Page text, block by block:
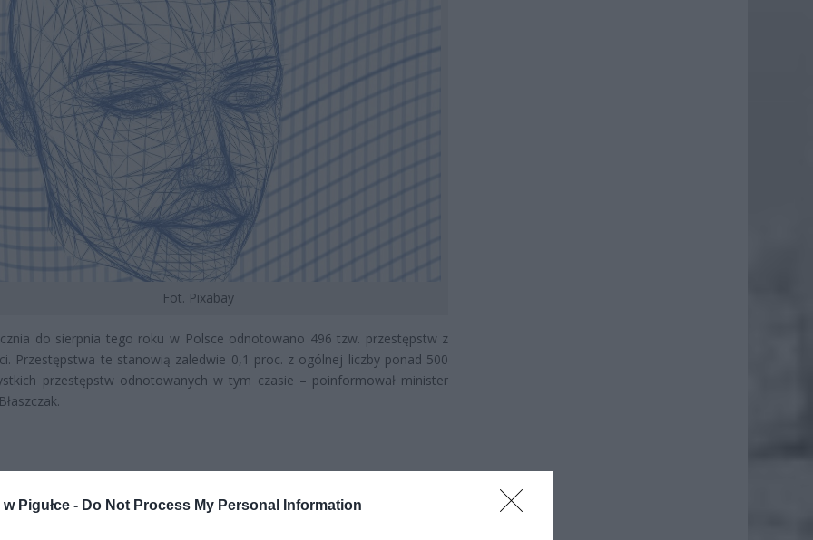
Pigułce - Do Not Process My Personal Information
Fot. Pixabay
do sierpnia tego roku w Polsce odnotowano 496 tzw. przestępstw z
Przestępstwa te stanowią zaledwie 0,1 proc. z ogólnej liczby ponad 500
przestępstw odnotowanych w tym czasie – poinformował minister